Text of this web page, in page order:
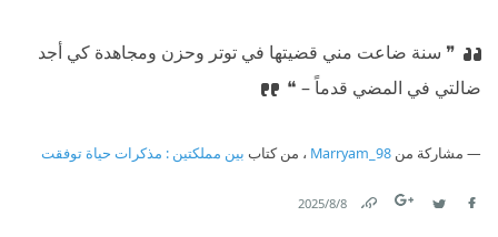
❞ سنة ضاعت مني قضيتها في توتر وحزن ومجاهدة كي أجد
ضالتي في المضي قدماً – ❝
مشاركة من Marryam_98 ، من كتاب بين مملكتين : مذكرات حياة توفقت
8‏/8‏/2025